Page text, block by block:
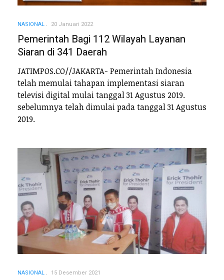
NASIONAL 20 Januari 2022
Pemerintah Bagi 112 Wilayah Layanan
Siaran di 341 Daerah
JATIMPOS.CO//JAKARTA- Pemerintah Indonesia
telah memulai tahapan implementasi siaran
televisi digital mulai tanggal 31 Agustus 2019.
sebelumnya telah dimulai pada tanggal 31 Agustus
2019.
NASIONAL 15 Desember 2021